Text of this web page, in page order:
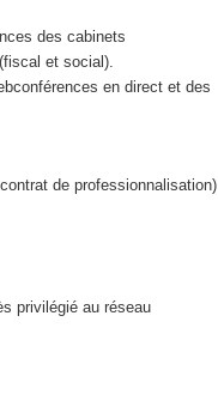
des cabinets
et social).
en direct et des
de professionnalisation)
privilégié au réseau